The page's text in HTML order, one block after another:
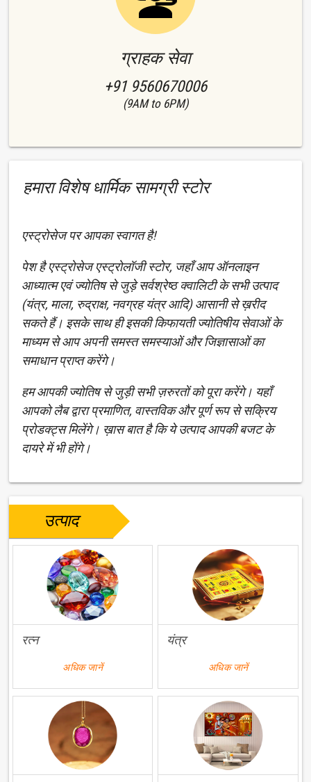
ग्राहक सेवा
+91 9560670006
(9AM to 6PM)
हमारा विशेष धार्मिक सामग्री स्टोर
एस्ट्रोसेज पर आपका स्वागत है!
पेश है एस्ट्रोसेज एस्ट्रोलॉजी स्टोर, जहाँ आप ऑनलाइन
आध्यात्म एवं ज्योतिष से जुड़े सर्वश्रेष्ठ क्वालिटी के सभी उत्पाद
(यंत्र, माला, रुद्राक्ष, नवग्रह यंत्र आदि) आसानी से ख़रीद
सकते हैं। इसके साथ ही इसकी किफायती ज्योतिषीय सेवाओं के
माध्यम से आप अपनी समस्त समस्याओं और जिज्ञासाओं का
समाधान प्राप्त करेंगे।
हम आपकी ज्योतिष से जुड़ी सभी ज़रुरतों को पूरा करेंगे। यहाँ
आपको लैब द्वारा प्रमाणित, वास्तविक और पूर्ण रूप से सक्रिय
प्रोडक्ट्स मिलेंगे। ख़ास बात है कि ये उत्पाद आपकी बजट के
दायरे में भी होंगे।
उत्पाद
रत्न
अधिक जानें
यंत्र
अधिक जानें